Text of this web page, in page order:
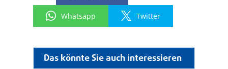
Das könnte Sie auch interessieren
Whatsapp Twitter